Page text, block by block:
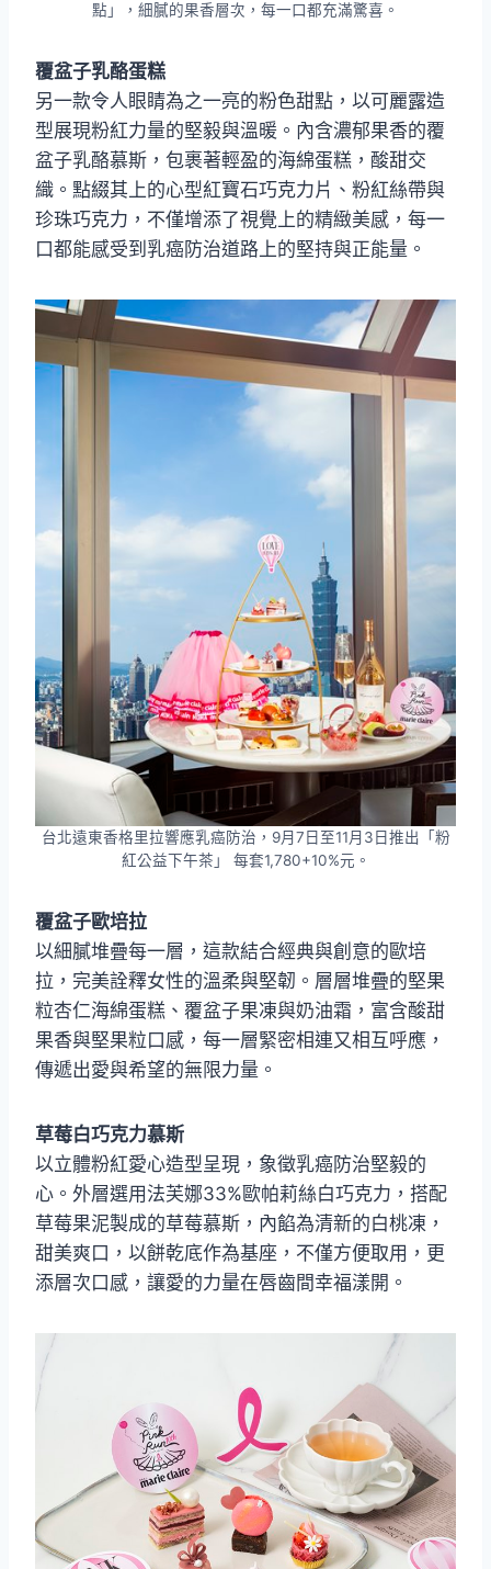
點」，細膩的果香層次，每一口都充滿驚喜。
覆盆子乳酪蛋糕
另一款令人眼睛為之一亮的粉色甜點，以可麗露造
型展現粉紅力量的堅毅與溫暖。內含濃郁果香的覆
盆子乳酪慕斯，包裹著輕盈的海綿蛋糕，酸甜交
織。點綴其上的心型紅寶石巧克力片、粉紅絲帶與
珍珠巧克力，不僅增添了視覺上的精緻美感，每一
口都能感受到乳癌防治道路上的堅持與正能量。
台北遠東香格里拉響應乳癌防治，9月7日至11月3日推出「粉
紅公益下午茶」 每套1,780+10%元。
覆盆子歐培拉
以細膩堆疊每一層，這款結合經典與創意的歐培
拉，完美詮釋女性的溫柔與堅韌。層層堆疊的堅果
粒杏仁海綿蛋糕、覆盆子果凍與奶油霜，富含酸甜
果香與堅果粒口感，每一層緊密相連又相互呼應，
傳遞出愛與希望的無限力量。
草莓白巧克力慕斯
以立體粉紅愛心造型呈現，象徵乳癌防治堅毅的
心。外層選用法芙娜33%歐帕莉絲白巧克力，搭配
草莓果泥製成的草莓慕斯，內餡為清新的白桃凍，
甜美爽口，以餅乾底作為基座，不僅方便取用，更
添層次口感，讓愛的力量在唇齒間幸福漾開。